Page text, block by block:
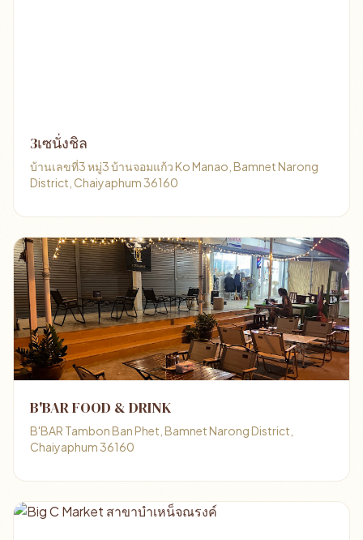
3เซนั่งชิล
บ้านเลขที่3 หมู่3 บ้านจอมแก้ว Ko Manao, Bamnet Narong
District, Chaiyaphum 36160
B'BAR FOOD & DRINK
B'BAR Tambon Ban Phet, Bamnet Narong District,
Chaiyaphum 36160